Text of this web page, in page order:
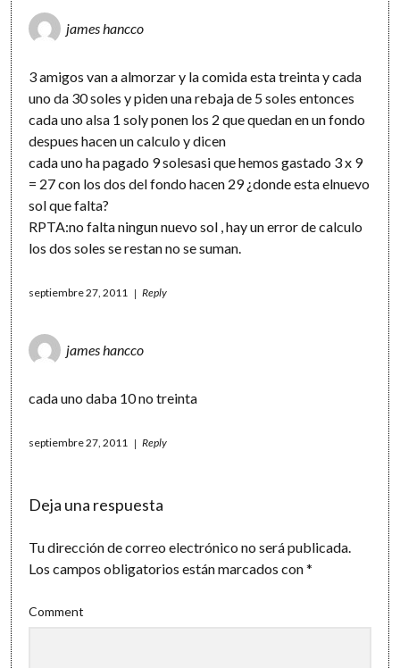
james hancco
3 amigos van a almorzar y la comida esta treinta y cada
uno da 30 soles y piden una rebaja de 5 soles entonces
cada uno alsa 1 soly ponen los 2 que quedan en un fondo
despues hacen un calculo y dicen
cada uno ha pagado 9 solesasi que hemos gastado 3 x 9
= 27 con los dos del fondo hacen 29 ¿donde esta elnuevo
sol que falta?
RPTA:no falta ningun nuevo sol , hay un error de calculo
los dos soles se restan no se suman.
septiembre 27, 2011 Reply
james hancco
cada uno daba 10 no treinta
septiembre 27, 2011 Reply
Deja una respuesta
Tu dirección de correo electrónico no será publicada.
Los campos obligatorios están marcados con*
Comment